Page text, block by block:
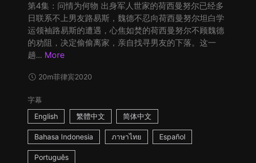
第4集：问情为何物 出身军人世家的荷西曼努尔已经多
日联系不上男友路易斯，魏德不忍向荷西曼努尔坦白学
运领袖路易斯的遭遇，心焦如焚的荷西曼努尔不顾魏德
的劝阻，决定偷偷离家，亲自找寻男友的下落。这一
趟... More
20m菲律宾2020
字幕
English
繁體中文 简体中文
Bahasa Indonesia ภาษาไทย Español
Português